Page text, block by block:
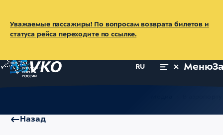
Уважаемые пассажиры! По вопросам возврата билетов и
статуса рейса переходите по ссылке.
RU Меню
Назад